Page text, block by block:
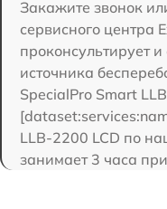
Закажите звонок
сервисного центра
проконсультирует
источника
SpecialPro Smart
LLB-2200 LCD по
занимает 3 часа